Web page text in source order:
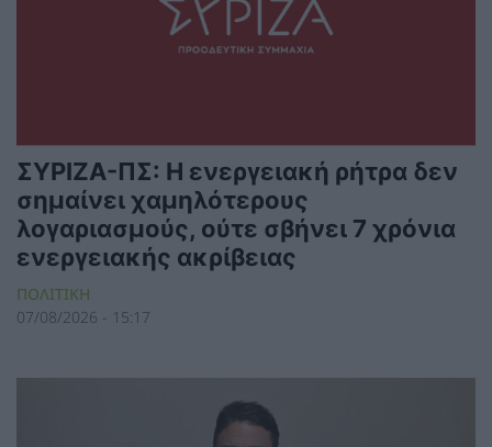
ΣΥΡΙΖΑ-ΠΣ: Η ενεργειακή ρήτρα δεν
σημαίνει χαμηλότερους
λογαριασμούς, ούτε σβήνει 7 χρόνια
ενεργειακής ακρίβειας
ΠΟΛΙΤΙΚΗ
07/08/2026 - 15:17